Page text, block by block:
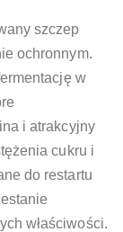
szczep
ochronnym.
w
i atrakcyjny
cukru i
do restartu
właściwości.